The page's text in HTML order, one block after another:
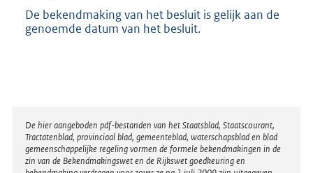
n
e
De bekendmaking van het besluit is gelijk aan de
genoemde datum van het besluit.
Disclaimer
De hier aangeboden pdf-bestanden van het Staatsblad, Staatscourant,
Tractatenblad, provinciaal blad, gemeenteblad, waterschapsblad en blad
gemeenschappelijke regeling vormen de formele bekendmakingen in de
zin van de Bekendmakingswet en de Rijkswet goedkeuring en